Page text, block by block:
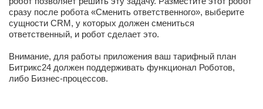
сразу после робота «Сменить ответственного»‎, выберите
сущности CRM, у которых должен смениться
ответственный, и робот сделает это.
Внимание, для работы приложения ваш тарифный план
Битрикс24 должен поддерживать функционал Роботов,
либо Бизнес-процессов.